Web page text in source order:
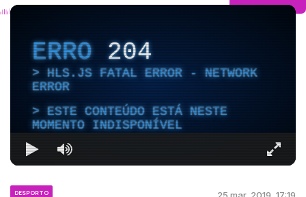
ERRO204
HLS.JS FATAL ERROR - NETWORK
ERROR
ESTE CONTEÚDO ESTÁ NESTE
MOMENTO INDISPONÍVEL
DESPORTO 25 mar, 2019, 17:19